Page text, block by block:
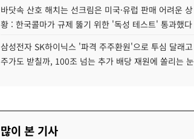
바닷속 산호 해치는 선크림은 미국·유럽 판매 어려운 상
황 : 한국콜마가 규제 뚫기 위한 '독성 테스트' 통과했다
삼성전자 SK하이닉스 '파격 주주환원'으로 투심 달래고
주가도 받칠까, 100조 넘는 추가 배당 재원에 쏠리는 눈
많이 본 기사